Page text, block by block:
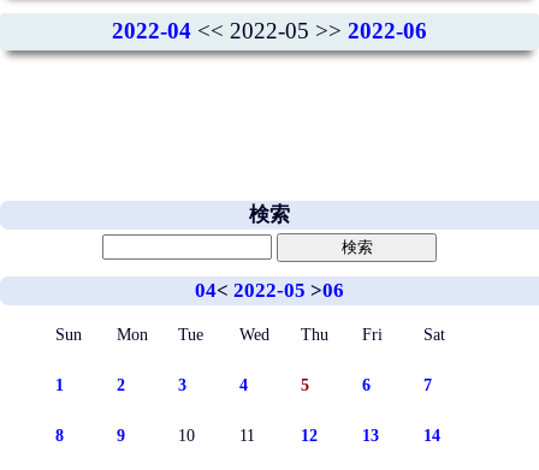
2022-04 << 2022-05 >> 2022-06
検索
04< 2022-05 >06
Sun Mon Tue Wed Thu Fri Sat
1 2 3 4 5 6 7
8 9 10 11 12 13 14